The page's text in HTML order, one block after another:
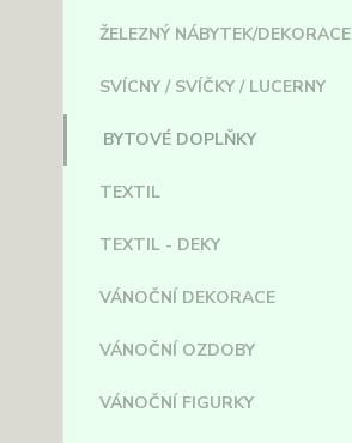
ŽELEZNÝ NÁBYTEK/DEKORACE
SVÍCNY / SVÍČKY / LUCERNY
BYTOVÉ DOPLŇKY
TEXTIL
TEXTIL - DEKY
VÁNOČNÍ DEKORACE
VÁNOČNÍ OZDOBY
VÁNOČNÍ FIGURKY